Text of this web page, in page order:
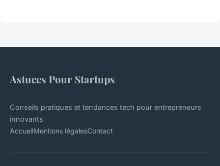
Astuces Pour Startups
Conseils pratiques et tendances tech pour entrepreneurs
innovants
AccueilMentions légalesContact